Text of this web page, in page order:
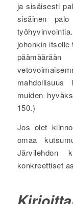
ja sisäisesti
sisäinen
johonkin
muiden
150.)
Jos olet
omaa
Järvilehdon
konkreettiset